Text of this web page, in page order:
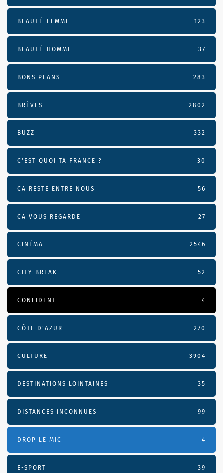
BEAUTÉ-FEMME 123
BEAUTÉ-HOMME 37
BONS PLANS 283
BRÈVES 2802
BUZZ 332
C'EST QUOI TA FRANCE ? 30
CA RESTE ENTRE NOUS 56
CA VOUS REGARDE 27
CINÉMA 2546
CITY-BREAK 52
CONFIDENT 4
CÔTE D’AZUR 270
CULTURE 3904
DESTINATIONS LOINTAINES 35
DISTANCES INCONNUES 99
DROP LE MIC 4
E-SPORT 39